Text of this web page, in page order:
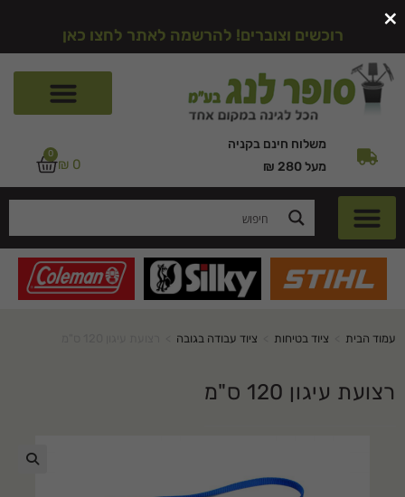
רוכשים וצוברים! להרשמה לאתר לחצו כאן
משלוח חינם בקניה
מעל 280 ₪
₪ 0
0
עמוד הבית ציוד בטיחות ציוד עבודה בגובה
רצועת עיגון 120 ס"מ
×